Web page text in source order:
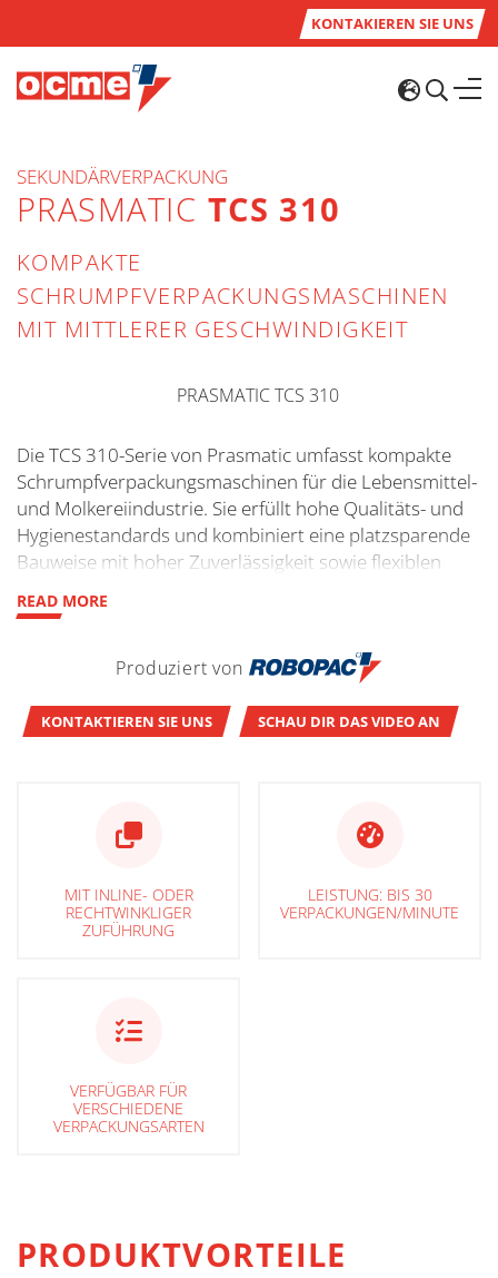
KONTAKIEREN SIE UNS
SEKUNDÄRVERPACKUNG
PRASMATIC TCS 310
KOMPAKTE
SCHRUMPFVERPACKUNGSMASCHINEN
MIT MITTLERER GESCHWINDIGKEIT
Die TCS 310-Serie von Prasmatic umfasst kompakte
Schrumpfverpackungsmaschinen für die Lebensmittel-
und Molkereiindustrie. Sie erfüllt hohe Qualitäts- und
Hygienestandards und kombiniert eine platzsparende
Bauweise mit hoher Zuverlässigkeit sowie flexiblen
Produkte und Formate. Dank der Wahl zwischen Inline-
maximale Flexibilität für unterschiedlichste
Verpackungsarten und ermöglicht eine einfache
READ MORE
Produziert von
KONTAKTIEREN SIE UNS SCHAU DIR DAS VIDEO AN
MIT INLINE- ODER
RECHTWINKLIGER
ZUFÜHRUNG
LEISTUNG: BIS 30
VERPACKUNGEN/MINUTE
VERFÜGBAR FÜR
VERSCHIEDENE
VERPACKUNGSARTEN
PRODUKTVORTEILE